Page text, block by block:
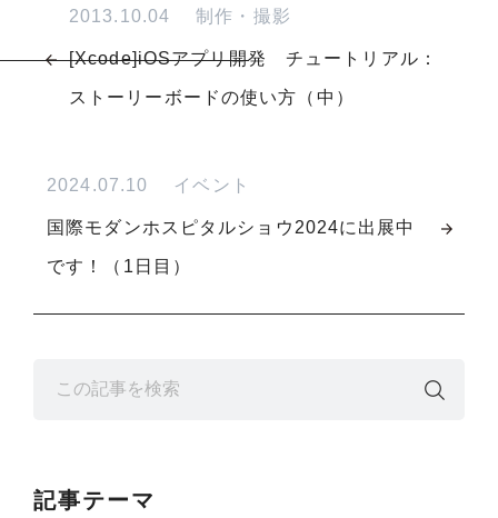
2013.10.04 制作・撮影
[Xcode]iOSアプリ開発 チュートリアル：
ストーリーボードの使い方（中）
2024.07.10 イベント
国際モダンホスピタルショウ2024に出展中
です！（1日目）
記事テーマ